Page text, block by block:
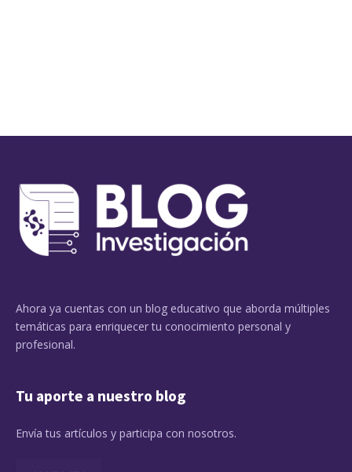
Ahora ya cuentas con un blog educativo que aborda múltiples
temáticas para enriquecer tu conocimiento personal y
profesional.
Tu aporte a nuestro blog
Envía tus artículos y participa con nosotros.